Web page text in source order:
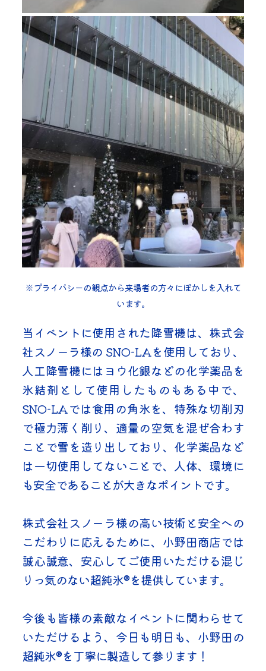
※プライバシーの観点から来場者の方々にぼかしを入れて
います。
当イベントに使用された降雪機は、株式会
社スノーラ様の SNO-LAを使用しており、
人工降雪機にはヨウ化銀などの化学薬品を
氷結剤として使用したものもある中で、
SNO-LAでは食用の角氷を、特殊な切削刃
で極力薄く削り、適量の空気を混ぜ合わす
ことで雪を造り出しており、化学薬品など
は一切使用してないことで、人体、環境に
も安全であることが大きなポイントです。
株式会社スノーラ様の高い技術と安全への
こだわりに応えるために、小野田商店では
誠心誠意、安心してご使用いただける混じ
りっ気のない超純氷®を提供しています。
今後も皆様の素敵なイベントに関わらせて
いただけるよう、今日も明日も、小野田の
超純氷®を丁寧に製造して参ります！